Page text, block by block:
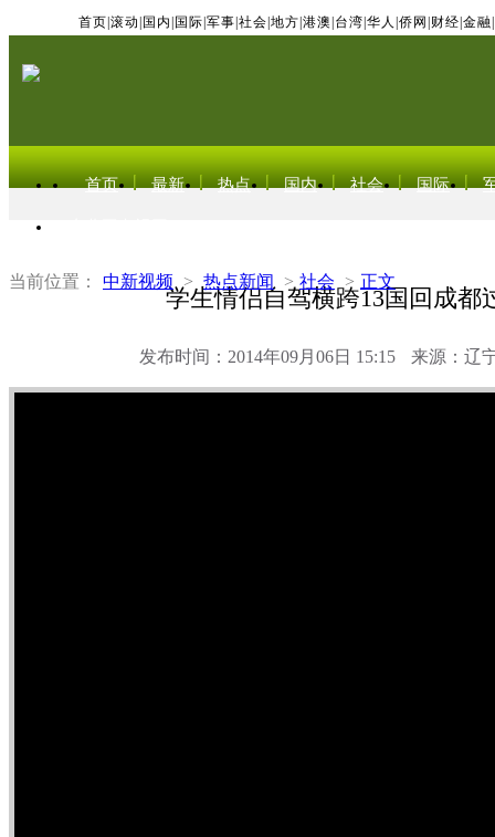
首页 滚动 国内 国际 军事 社会 地方 港澳 台湾 华人 侨网 财经 金融
首页 最新 热点 国内 社会 国际
当前位置： 中新视频 > 热点新闻 > 社会 > 正文
学生情侣自驾横跨13国回成都
发布时间：2014年09月06日 15:15 来源：辽